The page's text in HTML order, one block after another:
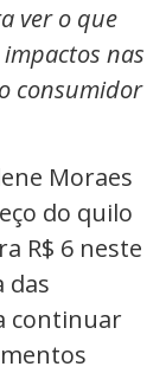
ver o que
nas
consumidor
Moraes
do quilo
R$ 6 neste
das
continuar